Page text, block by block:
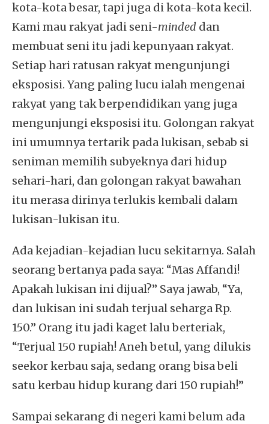
kota-kota besar, tapi juga di kota-kota kecil.
Kami mau rakyat jadi seni-minded dan
membuat seni itu jadi kepunyaan rakyat.
Setiap hari ratusan rakyat mengunjungi
eksposisi. Yang paling lucu ialah mengenai
rakyat yang tak berpendidikan yang juga
mengunjungi eksposisi itu. Golongan rakyat
ini umumnya tertarik pada lukisan, sebab si
seniman memilih subyeknya dari hidup
sehari-hari, dan golongan rakyat bawahan
itu merasa dirinya terlukis kembali dalam
lukisan-lukisan itu.
Ada kejadian-kejadian lucu sekitarnya. Salah
seorang bertanya pada saya: “Mas Affandi!
Apakah lukisan ini dijual?” Saya jawab, “Ya,
dan lukisan ini sudah terjual seharga Rp.
150.” Orang itu jadi kaget lalu berteriak,
“Terjual 150 rupiah! Aneh betul, yang dilukis
seekor kerbau saja, sedang orang bisa beli
satu kerbau hidup kurang dari 150 rupiah!”
Sampai sekarang di negeri kami belum ada